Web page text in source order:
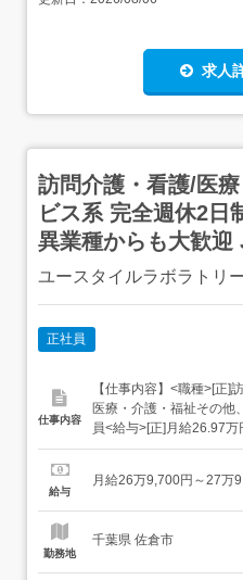
求人
訪問介護・看護/医
ビス系 完全週休2日
異業種からも大歓迎
ユースタイルラボラトリ
正社員
仕事内容
【仕事内容】<職種>[正]
医療・介護・福祉その他
員<給与>[正]月給26.97
れしい手当も充実/結婚
月/雇用形態、給与に変動
給与
月給26万9,700円～27万
勤務地
千葉県 佐倉市